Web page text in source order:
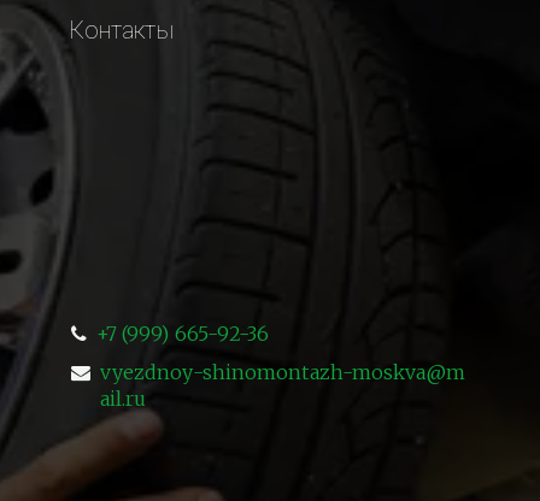
Контакты
+7 (999) 665-92-36
vyezdnoy-shinomontazh-moskva@m
ail.ru